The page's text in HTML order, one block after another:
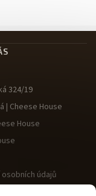
324/19
| Cheese House
House
údajů